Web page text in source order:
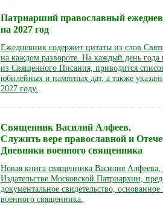
Патриарший православный
на 2027 год
Ежедневник содержит цитаты из слов
на каждом развороте. На каждый день года
из Священного Писания, приводится
юбилейных и памятных дат, а также
2027 году.
Священник Василий Алфеев.
Служить вере православной и
Дневники военного священника
Новая книга священника Василия
Издательстве Московской Патриархии,
документальное свидетельство,
военного священника.